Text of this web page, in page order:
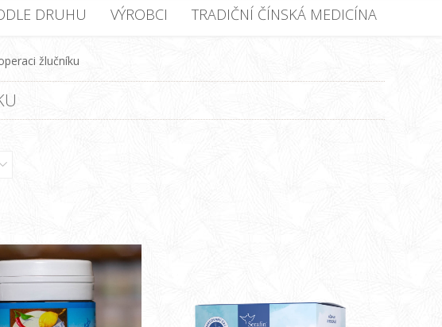
DRUHU VÝROBCI TRADIČNÍ ČÍNSKÁ MEDICÍNA
žlučníku